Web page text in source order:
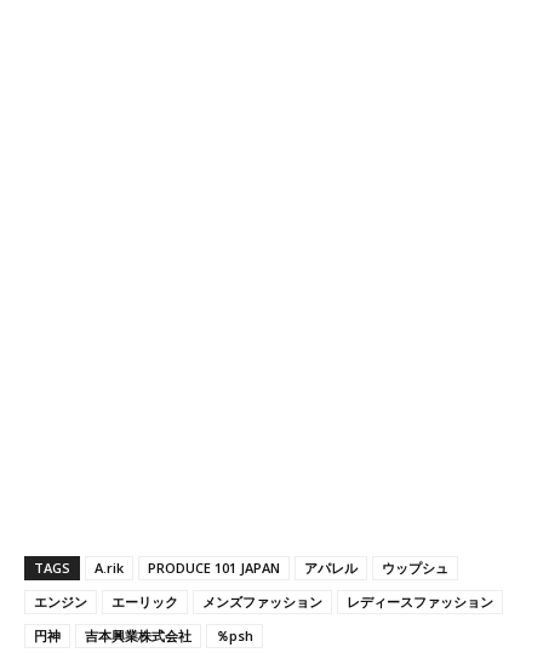
TAGS A.rik PRODUCE 101 JAPAN アパレル
ウップシュ
エンジン
エーリック メンズファッション
レディースファッション
円神
吉本興業株式会社 ％psh